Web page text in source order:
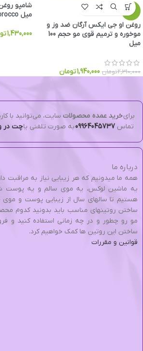
-16%
روغن او جی ایکس آرگان ضد وز و
موخوره و ترمیم قوی مو حجم 100
میل
2,310,000تومان 1,940,000تومان
میل Argan Oil of Morocco
1,430,000
برایخرید عمده محصولات سایت، می‌توانید با
تماس09964045737به صورت تلفنی یاچت در
درباره ما
همه ما میدونیم که هر زیبایی نیاز به مراقبت
یه ماشین لوکس، یه موی سالم و یه پوست
هستیم تا سالهای سال از زیبایی پوست و موی
ساختن روتینهای مناسب باید بدونید کدوم
مو رو چطور و در چه زمانی استفاده کنید و
ساختن این روتین ها کمک خواهیم کرد.
قوانین و مقررات